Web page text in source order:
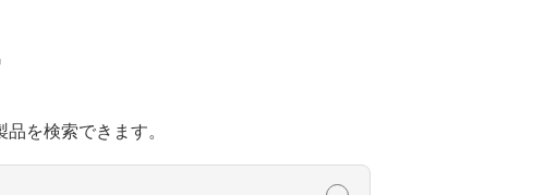
を検索できます。